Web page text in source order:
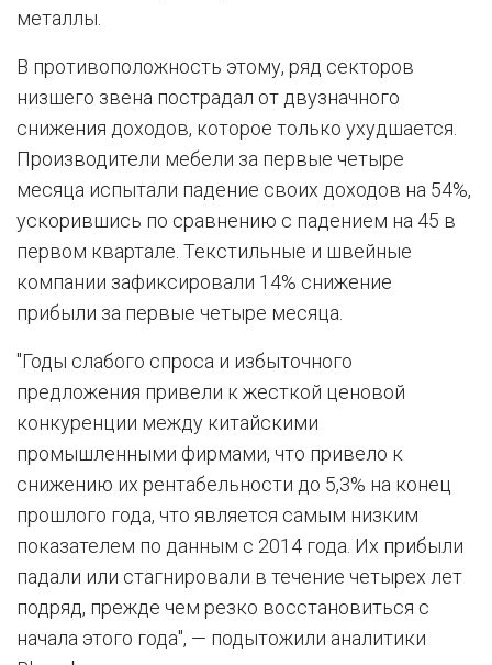
металлы.
В противоположность этому, ряд секторов
низшего звена пострадал от двузначного
снижения доходов, которое только ухудшается.
Производители мебели за первые четыре
месяца испытали падение своих доходов на 54%,
ускорившись по сравнению с падением на 45 в
первом квартале. Текстильные и швейные
компании зафиксировали 14% снижение
прибыли за первые четыре месяца.
"Годы слабого спроса и избыточного
предложения привели к жесткой ценовой
конкуренции между китайскими
промышленными фирмами, что привело к
снижению их рентабельности до 5,3% на конец
прошлого года, что является самым низким
показателем по данным с 2014 года. Их прибыли
падали или стагнировали в течение четырех лет
подряд, прежде чем резко восстановиться с
начала этого года", — подытожили аналитики